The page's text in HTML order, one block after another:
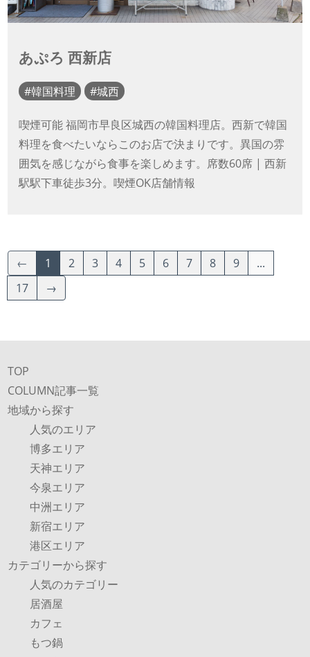
あぷろ 西新店
韓国料理 城西
喫煙可能 福岡市早良区城西の韓国料理店。西新で韓国
料理を食べたいならこのお店で決まりです。異国の雰
囲気を感じながら食事を楽しめます。席数60席 | 西新
駅駅下車徒歩3分。喫煙OK店舗情報
← 1 2 3 4 5 6 7 8 9
...
17
→
TOP
COLUMN記事一覧
地域から探す
人気のエリア
博多エリア
天神エリア
今泉エリア
中洲エリア
新宿エリア
港区エリア
カテゴリーから探す
人気のカテゴリー
居酒屋
カフェ
もつ鍋